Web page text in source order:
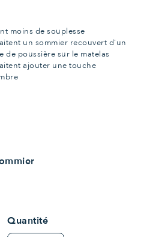
moins de souplesse
un sommier recouvert d'un
de poussière sur le matelas
ajouter une touche
Quantité